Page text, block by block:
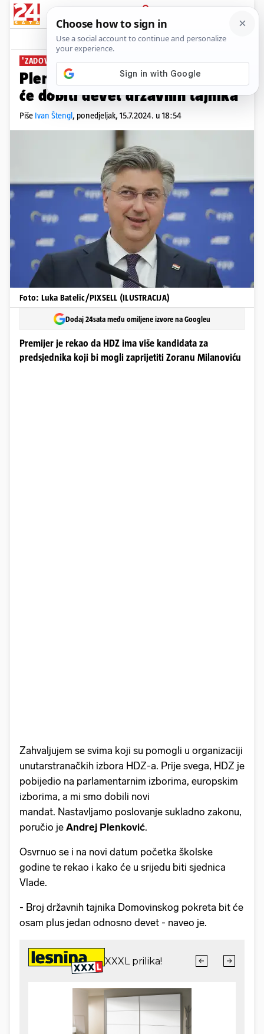
PRIJAVA
News Komentari
'ZADOVOLJNI SU'
Plenković: 'Domovinski pokret
će dobiti devet državnih tajnika'
Piše Ivan Štengl, ponedjeljak, 15.7.2024. u 18:54
Foto: Luka Batelic/PIXSELL (ILUSTRACIJA)
Dodaj 24sata među omiljene izvore na Googleu
Premijer je rekao da HDZ ima više kandidata za
predsjednika koji bi mogli zaprijetiti Zoranu Milanoviću
Zahvaljujem se svima koji su pomogli u organizaciji
unutarstranačkih izbora HDZ-a. Prije svega, HDZ je
pobijedio na parlamentarnim izborima, europskim
izborima, a mi smo dobili novi
mandat. Nastavljamo poslovanje sukladno zakonu,
poručio je Andrej Plenković.
Osvrnuo se i na novi datum početka školske
godine te rekao i kako će u srijedu biti sjednica
Vlade.
- Broj državnih tajnika Domovinskog pokreta bit će
osam plus jedan odnosno devet - naveo je.